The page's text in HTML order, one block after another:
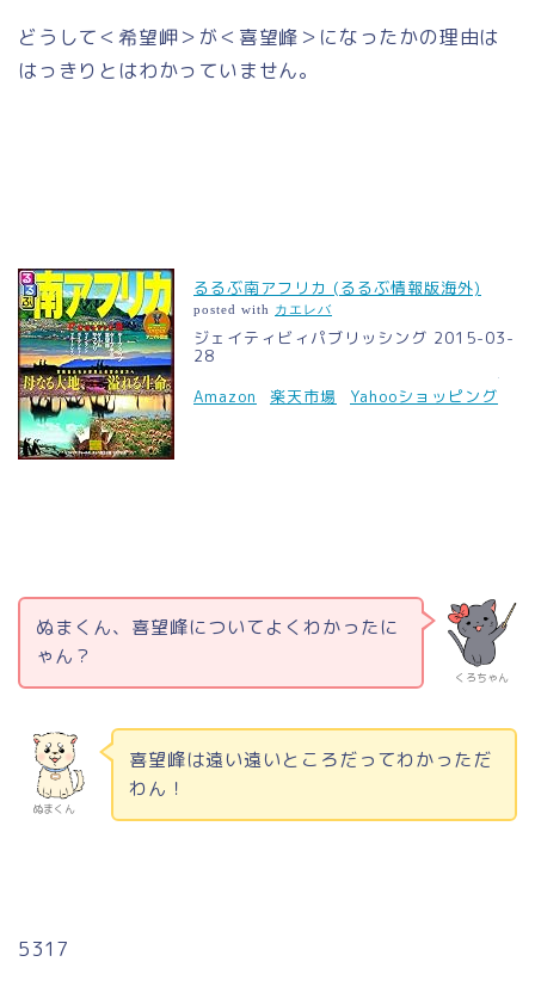
どうして＜希望岬＞が＜喜望峰＞になったかの理由は
はっきりとはわかっていません。
るるぶ南アフリカ (るるぶ情報版海外)
posted with カエレバ
ジェイティビィパブリッシング 2015-03-
28
Amazon
楽天市場 Yahooショッピング
くろちゃん
ぬまくん、喜望峰についてよくわかったに
ゃん？
ぬまくん
喜望峰は遠い遠いところだってわかっただ
わん！
5317